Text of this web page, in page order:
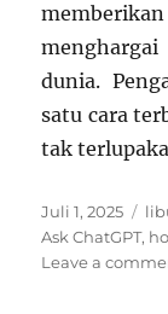
dunia.
satu cara
tak
Posted
on
Juli 1, 2025
Ask ChatGPT,
Leave a